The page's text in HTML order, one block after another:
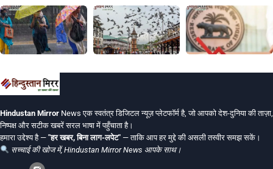
Hindustan Mirror News एक स्वतंत्र डिजिटल न्यूज़ प्लेटफॉर्म है, जो आपको देश-दुनिया की ताज़ा,
निष्पक्ष और सटीक खबरें सरल भाषा में पहुँचाता है।
हमारा उद्देश्य है — "हर खबर, बिना लाग-लपेट" — ताकि आप हर मुद्दे की असली तस्वीर समझ सकें।
सच्चाई की खोज में, Hindustan Mirror News आपके साथ।